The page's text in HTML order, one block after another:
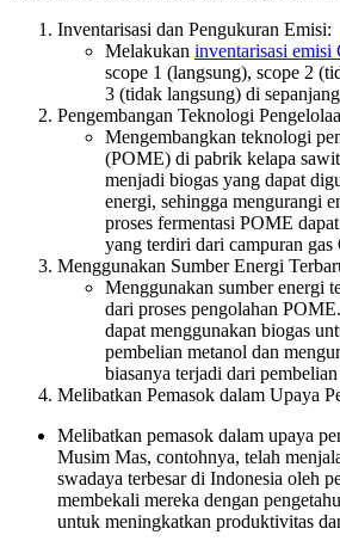
Inventarisasi dan Pengukuran Emisi:
Melakukan inventarisasi emisi
scope 1 (langsung), scope 2
3 (tidak langsung) di
Pengembangan Teknologi
Mengembangkan teknologi
(POME) di pabrik kelapa
menjadi biogas yang dapat
energi, sehingga mengurangi
proses fermentasi POME
yang terdiri dari campuran
Menggunakan Sumber Energi
Menggunakan sumber energi
dari proses pengolahan
dapat menggunakan biogas
pembelian metanol dan
biasanya terjadi dari
Melibatkan Pemasok dalam Upaya
Melibatkan pemasok dalam upaya
Musim Mas, contohnya, telah
swadaya terbesar di Indonesia oleh
membekali mereka dengan
untuk meningkatkan produktivitas